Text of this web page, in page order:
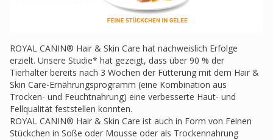
ROYAL CANIN® Hair & Skin Care hat nachweislich Erfolge
erzielt. Unsere Studie* hat gezeigt, dass über 90 % der
Tierhalter bereits nach 3 Wochen der Fütterung mit dem Hair &
Skin Care-Ernährungsprogramm (eine Kombination aus
Trocken- und Feuchtnahrung) eine verbesserte Haut- und
Fellqualität feststellen konnten.
ROYAL CANIN® Hair & Skin Care ist auch in Form von Feinen
Stückchen in Soße oder Mousse oder als Trockennahrung